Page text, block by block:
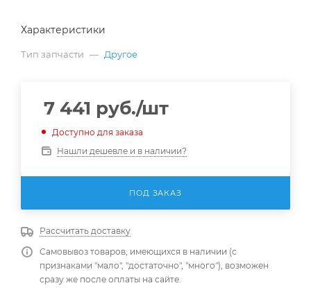
Характеристики
Тип запчасти — Другое
7 441 руб./шт
Доступно для заказа
Нашли дешевле и в наличии?
ПОД ЗАКАЗ
Рассчитать доставку
Самовывоз товаров, имеющихся в наличии (с
признаками "мало", "достаточно", "много"), возможен
сразу же после оплаты на сайте.